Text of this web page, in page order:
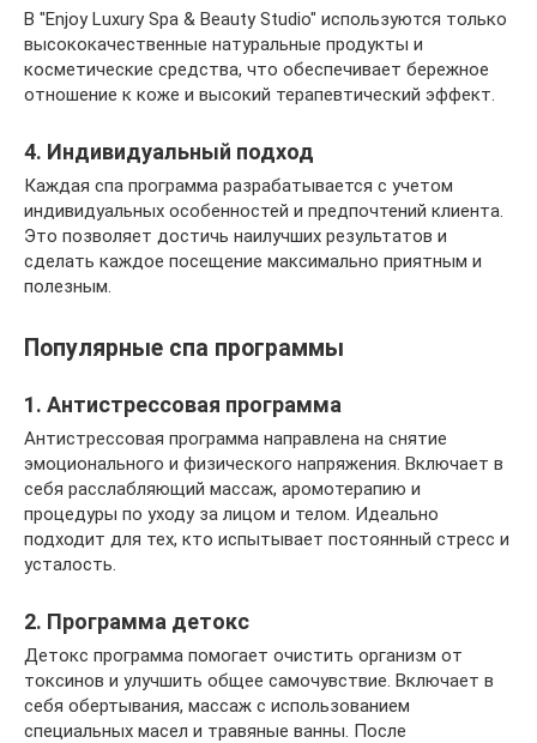
В "Enjoy Luxury Spa & Beauty Studio" используются только
высококачественные натуральные продукты и
косметические средства, что обеспечивает бережное
отношение к коже и высокий терапевтический эффект.
4. Индивидуальный подход
Каждая спа программа разрабатывается с учетом
индивидуальных особенностей и предпочтений клиента.
Это позволяет достичь наилучших результатов и
сделать каждое посещение максимально приятным и
полезным.
Популярные спа программы
1. Антистрессовая программа
Антистрессовая программа направлена на снятие
эмоционального и физического напряжения. Включает в
себя расслабляющий массаж, аромотерапию и
процедуры по уходу за лицом и телом. Идеально
подходит для тех, кто испытывает постоянный стресс и
усталость.
2. Программа детокс
Детокс программа помогает очистить организм от
токсинов и улучшить общее самочувствие. Включает в
себя обертывания, массаж с использованием
специальных масел и травяные ванны. После